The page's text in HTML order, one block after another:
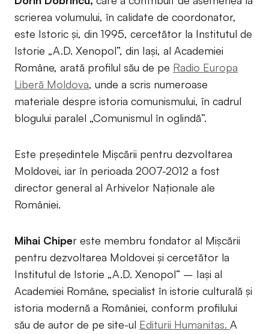
scrierea volumului, în calidate de coordonator,
este Istoric și, din 1995, cercetător la Institutul de
Istorie „A.D. Xenopol”, din Iași, al Academiei
Române, arată profilul său de pe Radio Europa
Liberă Moldova, unde a scris numeroase
materiale despre istoria comunismului, în cadrul
blogului paralel „Comunismul în oglindă”.
Este președintele Mișcării pentru dezvoltarea
Moldovei, iar în perioada 2007-2012 a fost
director general al Arhivelor Naționale ale
României.
Mihai Chiper este membru fondator al Mișcării
pentru dezvoltarea Moldovei și cercetător la
Institutul de Istorie „A.D. Xenopol“ – Iași al
Academiei Române, specialist în istorie culturală și
istoria modernă a României, conform profilului
său de autor de pe site-ul Editurii Humanitas. A